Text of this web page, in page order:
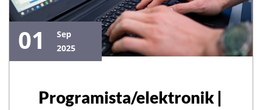
01
Sep
2025
Programista/elektronik |